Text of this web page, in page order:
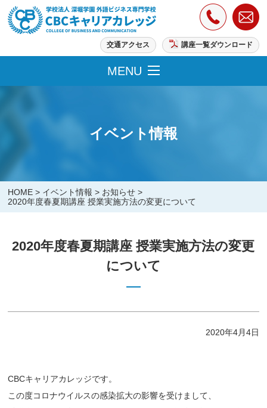
講座一覧ダウンロード
交通アクセス
MENU
イベント情報
HOME > イベント情報 > お知らせ >
2020年度春夏期講座 授業実施方法の変更について
2020年度春夏期講座 授業実施方法の変更
について
2020年4月4日
CBCキャリアカレッジです。
この度コロナウイルスの感染拡大の影響を受けまして、